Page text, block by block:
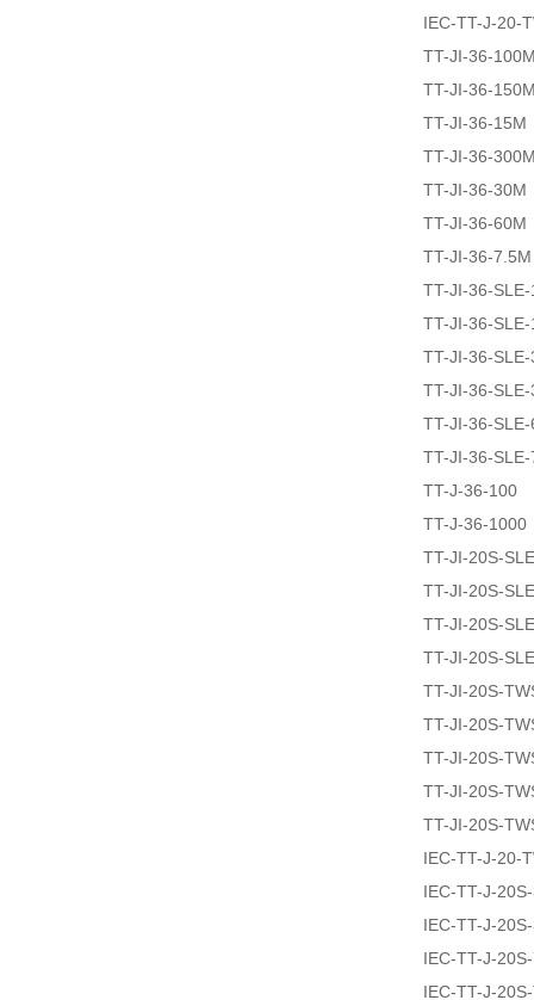
IEC-TT-J-20-
TT-JI-36-
TT-JI-36-
TT-JI-36-15M
TT-JI-36-
TT-JI-36-30M
TT-JI-36-60M
TT-JI-36-7.5M
TT-JI-36-
TT-JI-36-
TT-JI-36-
TT-JI-36-
TT-JI-36-
TT-JI-36-
TT-J-36-100
TT-J-36-1000
TT-JI-20S-
TT-JI-20S-
TT-JI-20S-
TT-JI-20S-
TT-JI-20S-
TT-JI-20S-
TT-JI-20S-
TT-JI-20S-
TT-JI-20S-
IEC-TT-J-20-
IEC-TT-J-
IEC-TT-J-
IEC-TT-J-
IEC-TT-J-